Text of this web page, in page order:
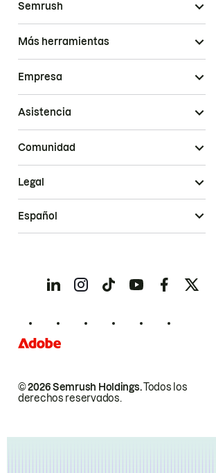
Semrush
Más herramientas
Empresa
Asistencia
Comunidad
© 2026 Semrush Holdings.Todos los
derechos reservados.
Legal
Español